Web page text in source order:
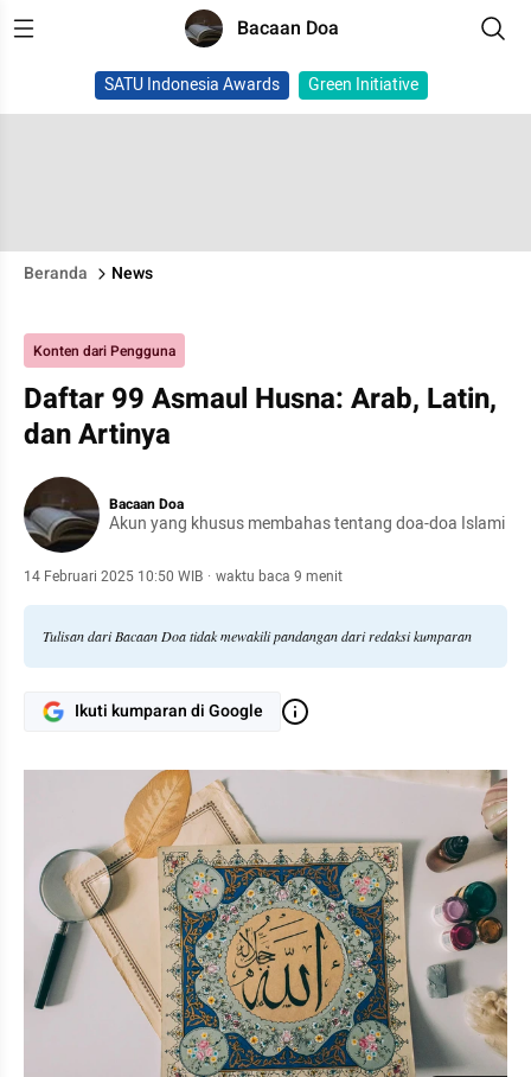
Bacaan Doa
SATU Indonesia Awards Green Initiative
Beranda News
Konten dari Pengguna
Daftar 99 Asmaul Husna: Arab, Latin,
dan Artinya
Bacaan Doa
Akun yang khusus membahas tentang doa-doa Islami
14 Februari 2025 10:50 WIB · waktu baca 9 menit
Tulisan dari Bacaan Doa tidak mewakili pandangan dari redaksi kumparan
Ikuti kumparan di Google